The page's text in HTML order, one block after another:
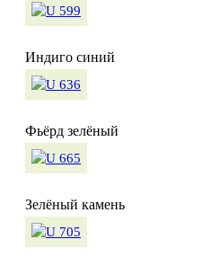
Индиго синий
Фьёрд зелёный
Зелёный камень